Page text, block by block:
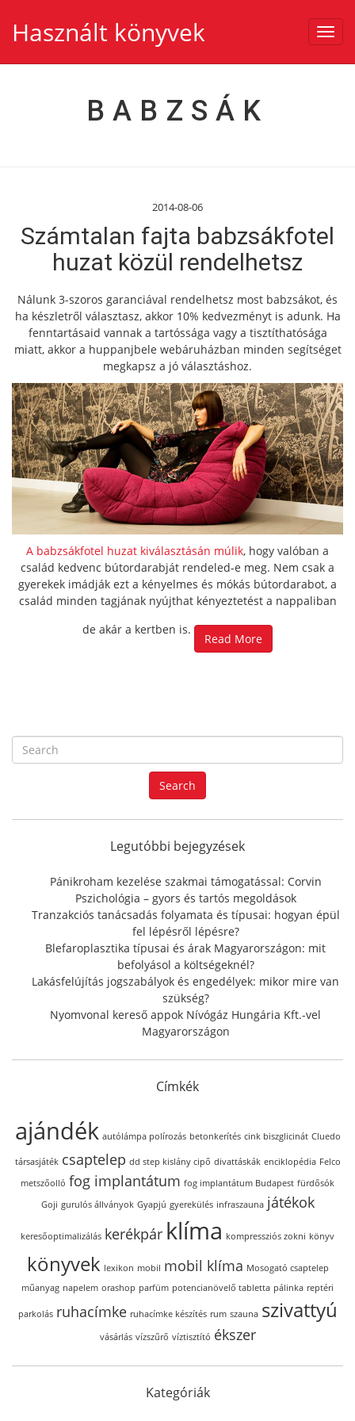
Használt könyvek
BABZSÁK
2014-08-06
Számtalan fajta babzsákfotel
huzat közül rendelhetsz
Nálunk 3-szoros garanciával rendelhetsz most babzsákot, és
ha készletről választasz, akkor 10% kedvezményt is adunk. Ha
fenntartásaid vannak a tartóssága vagy a tisztíthatósága
miatt, akkor a huppanjbele webáruházban minden segítséget
megkapsz a jó választáshoz.
A babzsákfotel huzat kiválasztásán múlik, hogy valóban a
család kedvenc bútordarabját rendeled-e meg. Nem csak a
gyerekek imádják ezt a kényelmes és mókás bútordarabot, a
család minden tagjának nyújthat kényeztetést a nappaliban
de akár a kertben is.
Read More
e
r
f
r
:
Search
Legutóbbi bejegyzések
Pánikroham kezelése szakmai támogatással: Corvin
Pszichológia – gyors és tartós megoldások
Tranzakciós tanácsadás folyamata és típusai: hogyan épül
fel lépésről lépésre?
Blefaroplasztika típusai és árak Magyarországon: mit
befolyásol a költségeknél?
Lakásfelújítás jogszabályok és engedélyek: mikor mire van
szükség?
Nyomvonal kereső appok Nívógáz Hungária Kft.-vel
Magyarországon
Címkék
ajándék autólámpa polírozás betonkerítés cink biszglicinát Cluedo
társasjáték csaptelep dd step kislány cipő divattáskák enciklopédia Felco
metszőolló fog implantátum fog implantátum Budapest fürdősók
Goji gurulós állványok Gyapjú gyerekülés infraszauna játékok
keresőoptimalizálás kerékpár klíma kompressziós zokni könyv
könyvek lexikon mobil mobil klíma Mosogató csaptelep
műanyag napelem orashop parfüm potencianövelő tabletta pálinka reptéri
parkolás ruhacímke ruhacímke készítés rum szauna szivattyú
vásárlás vízszűrő víztisztító ékszer
Kategóriák